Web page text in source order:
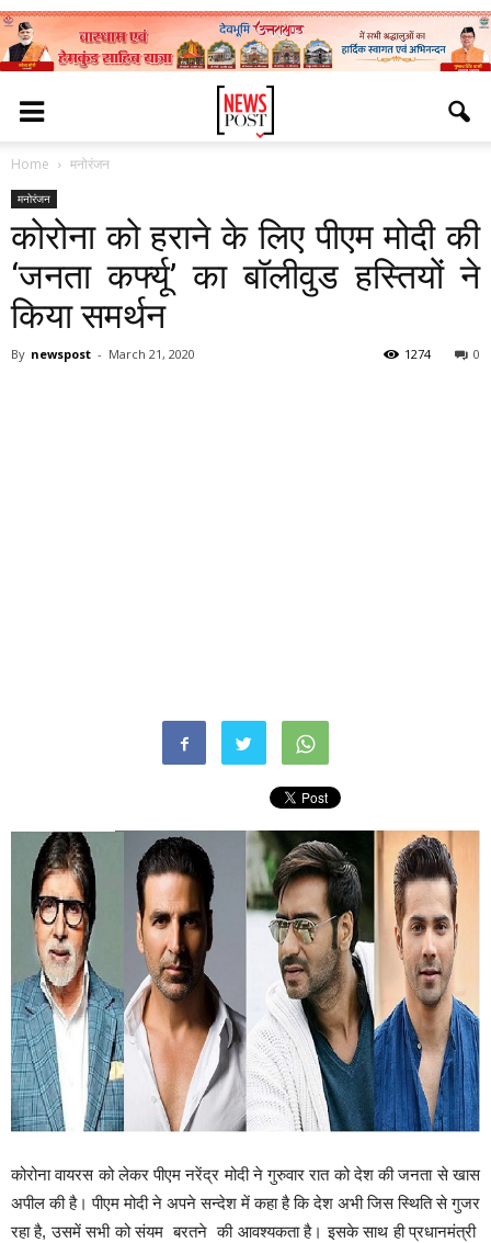
Home मनोरंजन
मनोरंजन
कोरोना को हराने के लिए पीएम मोदी की
‘जनता कर्फ्यू’ का बॉलीवुड हस्तियों ने
किया समर्थन
By newspost - March 21, 2020 0
1274
कोरोना वायरस को लेकर पीएम नरेंद्र मोदी ने गुरुवार रात को देश की जनता से खास
अपील की है। पीएम मोदी ने अपने सन्देश में कहा है कि देश अभी जिस स्थिति से गुजर
रहा है, उसमें सभी को संयम बरतने की आवश्यकता है। इसके साथ ही प्रधानमंत्री